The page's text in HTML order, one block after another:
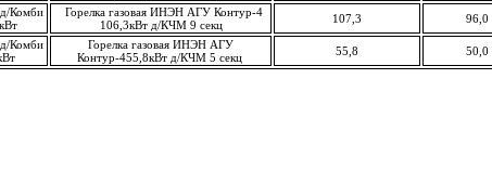
Комби
Горелка газовая ИНЭН АГУ Контур-4
106,3кВт д/КЧМ 9 секц
107,3 96,0
Комби
Горелка газовая ИНЭН АГУ
Контур-455,8кВт д/КЧМ 5 секц
55,8 50,0